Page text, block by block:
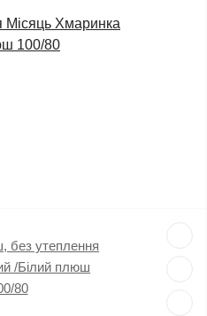
Хмаринка
100/80